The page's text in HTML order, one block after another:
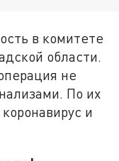
в комитете
области.
не
По их
и